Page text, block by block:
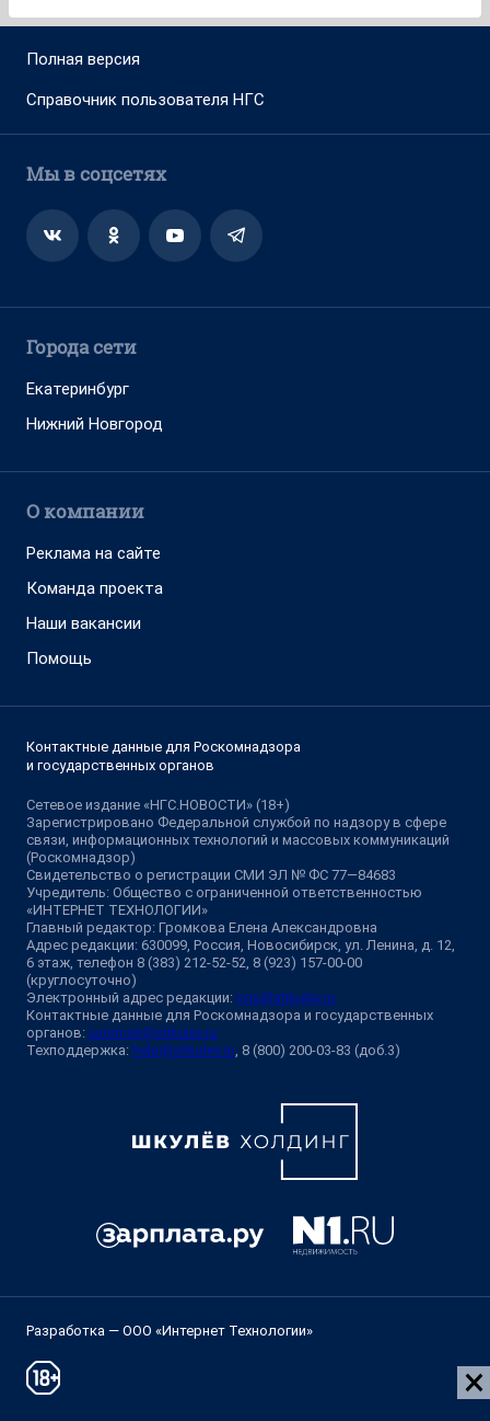
Полная версия
Справочник пользователя НГС
Мы в соцсетях
Города сети
Екатеринбург
Нижний Новгород
О компании
Реклама на сайте
Команда проекта
Наши вакансии
Помощь
Контактные данные для Роскомнадзора
и государственных органов
Сетевое издание «НГС.НОВОСТИ» (18+)
Зарегистрировано Федеральной службой по надзору в сфере
связи, информационных технологий и массовых коммуникаций
(Роскомнадзор)
Свидетельство о регистрации СМИ ЭЛ № ФС 77—84683
Учредитель: Общество с ограниченной ответственностью
«ИНТЕРНЕТ ТЕХНОЛОГИИ»
Главный редактор: Громкова Елена Александровна
Адрес редакции: 630099, Россия, Новосибирск, ул. Ленина, д. 12,
6 этаж, телефон 8 (383) 212-52-52, 8 (923) 157-00-00
(круглосуточно)
Электронный адрес редакции: ngs@shkulev.ru
Контактные данные для Роскомнадзора и государственных
органов: juristnsk@shkulev.ru
Техподдержка: help@shkulev.ru , 8 (800) 200-03-83 (доб.3)
Разработка — ООО «Интернет Технологии»